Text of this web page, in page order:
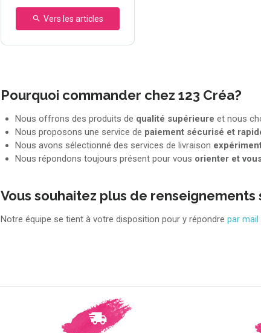
Vers les articles
Pourquoi commander chez 123 Créa?
Nous offrons des produits de qualité supérieure et nous
Nous proposons une service de paiement sécurisé et
Nous avons sélectionné des services de livraison
Nous répondons toujours présent pour vous orienter et
Vous souhaitez plus de
Notre équipe se tient à votre disposition pour y répondre par mail